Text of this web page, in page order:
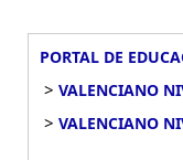
PORTAL DE
> VALENCIANO
> VALENCIANO